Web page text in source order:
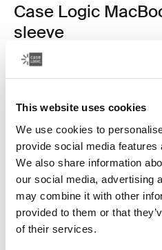
This website uses cookies
We use cookies to
provide social media
We also share information
our social media, advertising
may combine it with other
provided to them or that
of their services.
Case Logic
sleeve
чехол для ноутбука MacBook®
Case Logic 13.3" Laptop and
Case Logic 13.3" Laptop
Case Logic 13.3"
Case Logic 13.3"
Case Logic
Классический футляр для